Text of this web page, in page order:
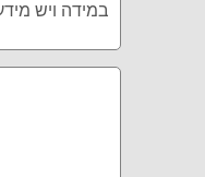
במידה ויש